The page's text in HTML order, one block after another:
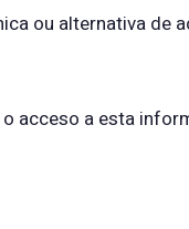
ou alternativa de
acceso a esta